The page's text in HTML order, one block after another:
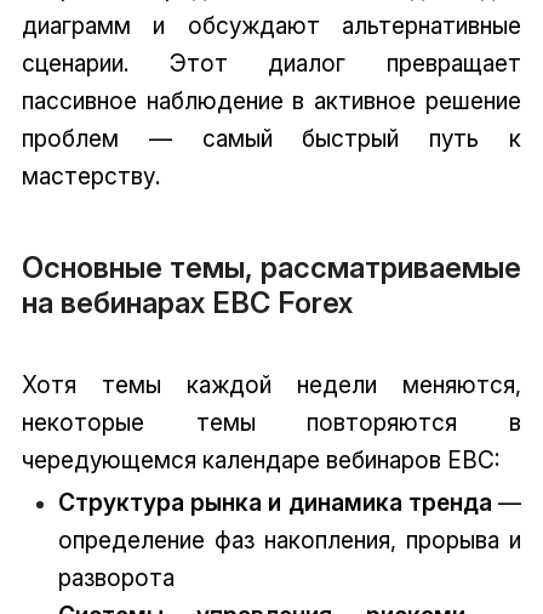
диаграмм и обсуждают альтернативные
сценарии. Этот диалог превращает
пассивное наблюдение в активное решение
проблем — самый быстрый путь к
мастерству.
Основные темы, рассматриваемые
на вебинарах EBC Forex
Хотя темы каждой недели меняются,
некоторые темы повторяются в
чередующемся календаре вебинаров EBC:
Структура рынка и динамика тренда —
определение фаз накопления, прорыва и
разворота